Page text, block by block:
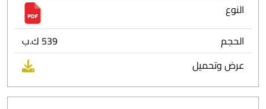
النوع
الحجم
539 ك.ب
عرض وتحميل